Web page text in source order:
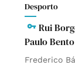
Desporto
Rui
Paulo
Frederico